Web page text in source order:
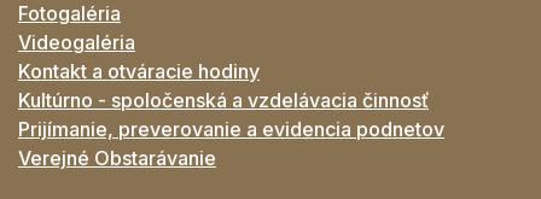
Fotogaléria
Videogaléria
Kontakt a otváracie hodiny
Kultúrno - spoločenská a vzdelávacia činnosť
Prijímanie, preverovanie a evidencia podnetov
Verejné Obstarávanie